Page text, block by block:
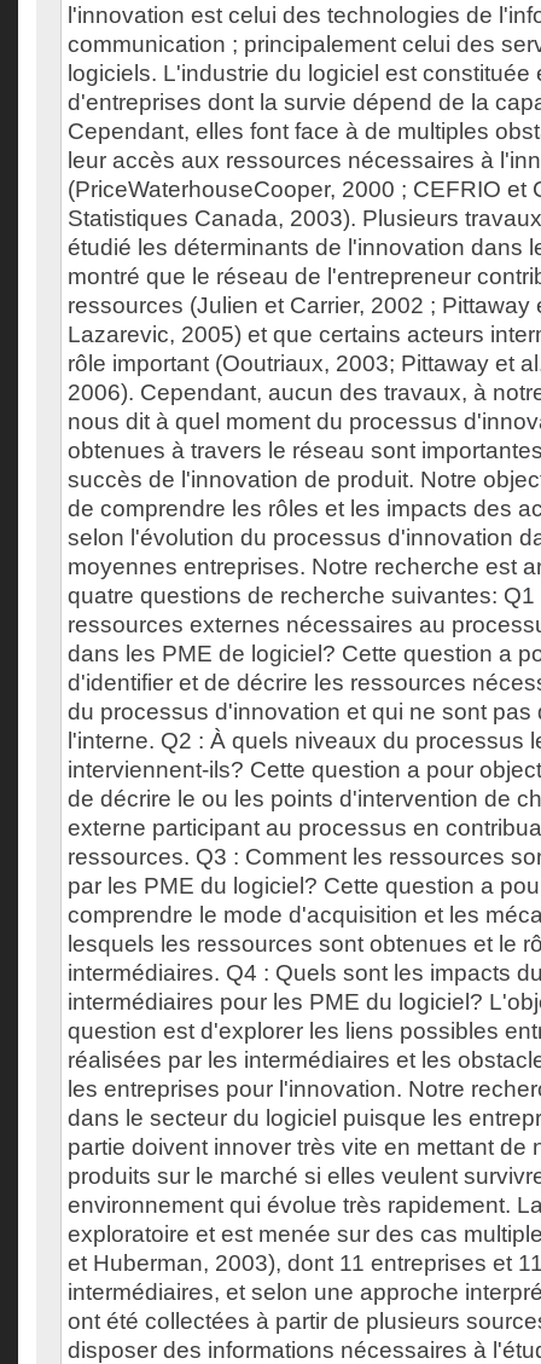
l'innovation est celui des technologies de
communication ; principalement celui des
logiciels. L'industrie du logiciel est constituée
d'entreprises dont la survie dépend de la
Cependant, elles font face à de multiples
leur accès aux ressources nécessaires à
(PriceWaterhouseCooper, 2000 ; CEFRIO et
Statistiques Canada, 2003). Plusieurs
étudié les déterminants de l'innovation dans
montré que le réseau de l'entrepreneur
ressources (Julien et Carrier, 2002 ; Pittaway
Lazarevic, 2005) et que certains acteurs
rôle important (Ooutriaux, 2003; Pittaway et
2006). Cependant, aucun des travaux, à
nous dit à quel moment du processus
obtenues à travers le réseau sont
succès de l'innovation de produit. Notre
de comprendre les rôles et les impacts des
selon l'évolution du processus d'innovation
moyennes entreprises. Notre recherche est
quatre questions de recherche suivantes:
ressources externes nécessaires au
dans les PME de logiciel? Cette question a
d'identifier et de décrire les ressources
du processus d'innovation et qui ne sont pas
l'interne. Q2 : À quels niveaux du processus
interviennent-ils? Cette question a pour
de décrire le ou les points d'intervention de
externe participant au processus en
ressources. Q3 : Comment les ressources
par les PME du logiciel? Cette question a
comprendre le mode d'acquisition et les
lesquels les ressources sont obtenues et le
intermédiaires. Q4 : Quels sont les impacts
intermédiaires pour les PME du logiciel?
question est d'explorer les liens possibles
réalisées par les intermédiaires et les
les entreprises pour l'innovation. Notre
dans le secteur du logiciel puisque les
partie doivent innover très vite en mettant de
produits sur le marché si elles veulent
environnement qui évolue très rapidement.
exploratoire et est menée sur des cas
et Huberman, 2003), dont 11 entreprises et
intermédiaires, et selon une approche
ont été collectées à partir de plusieurs
disposer des informations nécessaires à